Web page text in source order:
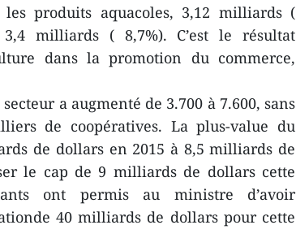
produits aquacoles, 3,12 milliards (
milliards ( 8,7%). C’est le résultat
dans la promotion du commerce,
a augmenté de 3.700 à 7.600, sans
de coopératives. La plus-value du
de dollars en 2015 à 8,5 milliards de
le cap de 9 milliards de dollars cette
ont permis au ministre d’avoir
40 milliards de dollars pour cette